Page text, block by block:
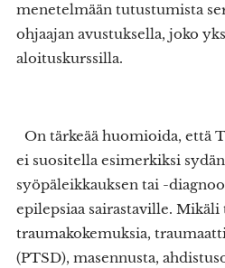
menetelmään tutustumista
ohjaajan avustuksella, joko
aloituskurssilla.
On tärkeää huomioida, että
ei suositella esimerkiksi
syöpäleikkauksen tai -
epilepsiaa sairastaville. Mikäli
traumakokemuksia,
(PTSD), masennusta,